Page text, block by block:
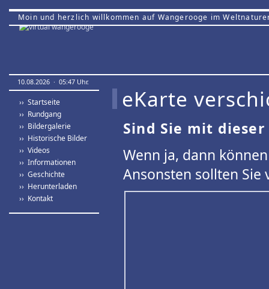
Moin und herzlich willkommen auf Wangerooge im
10.08.2026 · 05:47 Uhr.
›› Startseite
›› Rundgang
›› Bildergalerie
›› Historische Bilder
›› Videos
›› Informationen
›› Geschichte
›› Herunterladen
›› Kontakt
eKarte
Sind Sie mit
Wenn ja, dann
Ansonsten sollten